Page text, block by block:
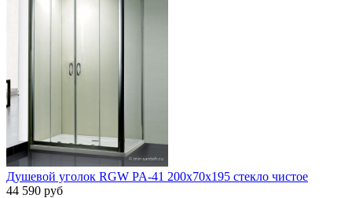
Душевой уголок RGW PA-41 200x70x195 стекло чистое
44 590 руб